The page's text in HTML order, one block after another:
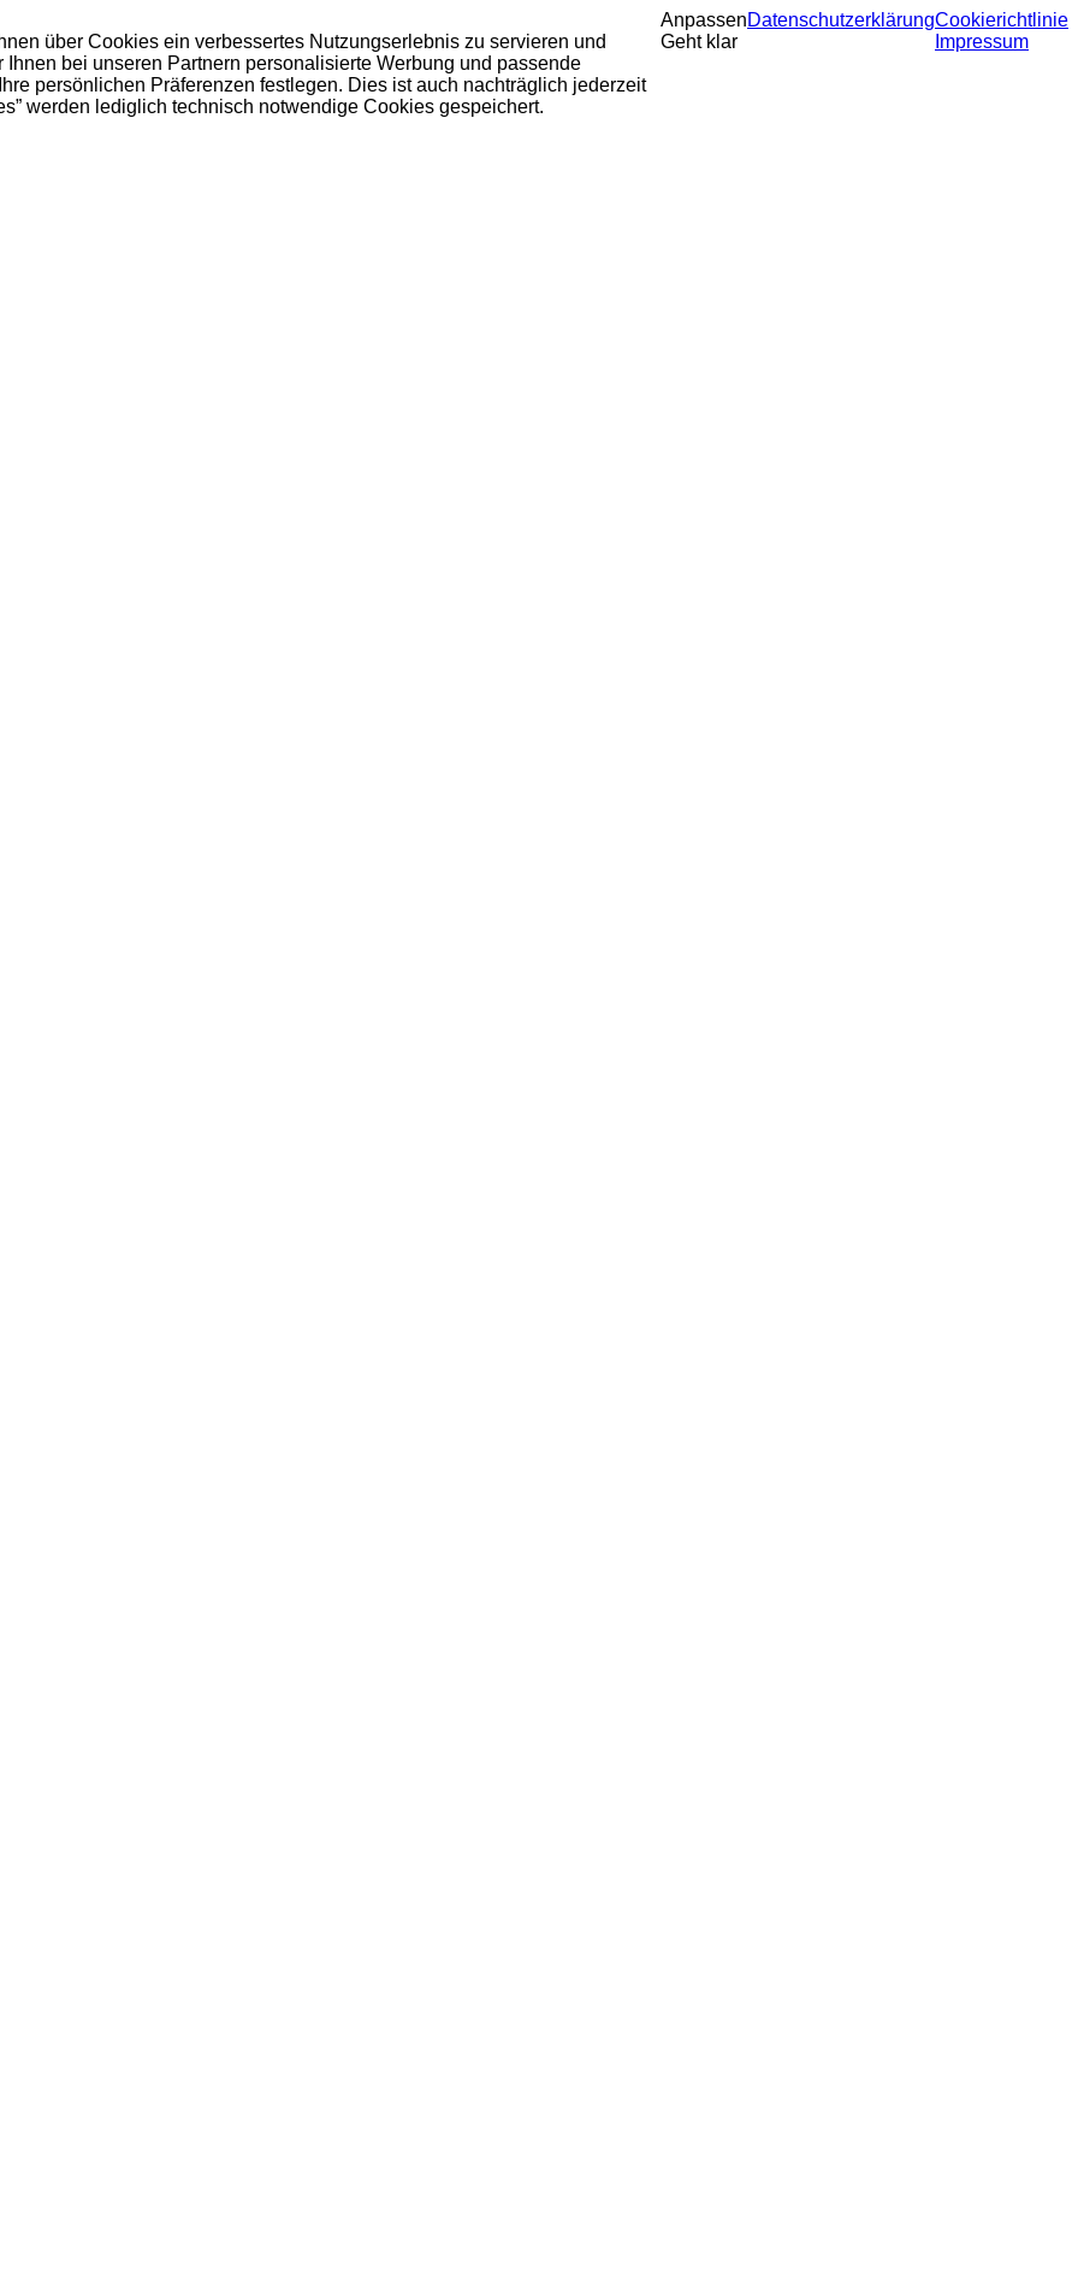
über Cookies ein verbessertes Nutzungserlebnis zu servieren und
bei unseren Partnern personalisierte Werbung und passende
persönlichen Präferenzen festlegen. Dies ist auch nachträglich jederzeit
werden lediglich technisch notwendige Cookies gespeichert.
Anpassen
Geht klar
DatenschutzerklärungCookierichtlinie
Impressum